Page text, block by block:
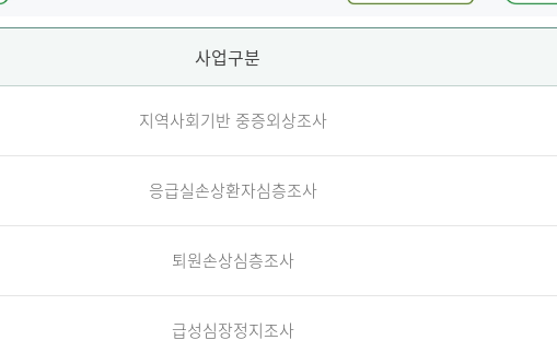
사업구분
지역사회기반 중증외상조사
응급실손상환자심층조사
퇴원손상심층조사
급성심장정지조사